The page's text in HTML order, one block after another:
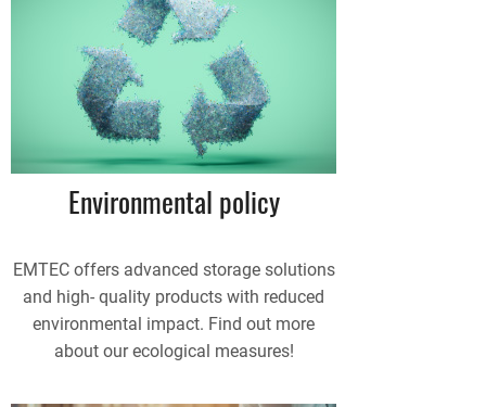
Environmental policy
EMTEC offers advanced storage solutions
and high- quality products with reduced
environmental impact. Find out more
about our ecological measures!